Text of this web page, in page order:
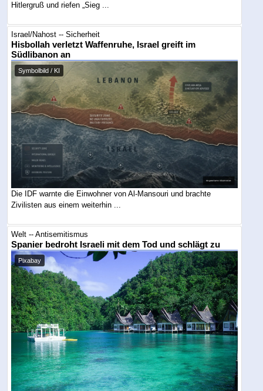
Hitlergruß und riefen „Sieg ...
Israel/Nahost -- Sicherheit
Hisbollah verletzt Waffenruhe, Israel greift im
Südlibanon an
Symbolbild / KI
Die IDF warnte die Einwohner von Al-Mansouri und brachte
Zivilisten aus einem weiterhin ...
Welt -- Antisemitismus
Spanier bedroht Israeli mit dem Tod und schlägt zu
Pixabay